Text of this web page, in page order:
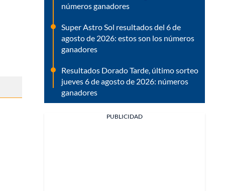
números ganadores
Super Astro Sol resultados del 6 de
agosto de 2026: estos son los números
ganadores
Resultados Dorado Tarde, último sorteo
jueves 6 de agosto de 2026: números
ganadores
PUBLICIDAD